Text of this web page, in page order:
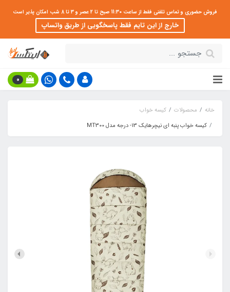
فروش حضوری و تماس تلفنی فقط از ساعت 11:30 صبح تا 2 عصر و 3 تا 8 شب امکان پذیر است
خارج از این تایم فقط پاسخگویی از طریق واتساپ
0
خانه محصولات
کیسه خواب
کیسه خواب پنبه ای نیچرهایک 13- درجه مدل MT300